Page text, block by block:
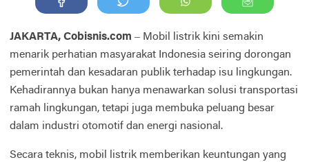
JAKARTA, Cobisnis.com – Mobil listrik kini semakin
menarik perhatian masyarakat Indonesia seiring dorongan
pemerintah dan kesadaran publik terhadap isu lingkungan.
Kehadirannya bukan hanya menawarkan solusi transportasi
ramah lingkungan, tetapi juga membuka peluang besar
dalam industri otomotif dan energi nasional.
Secara teknis, mobil listrik memberikan keuntungan yang